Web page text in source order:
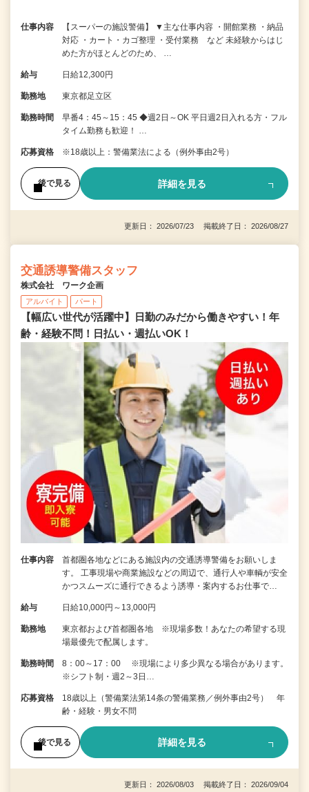
仕事内容
【スーパーの施設警備】 ▼主な仕事内容 ・開館業務 ・納品
対応 ・カート・カゴ整理 ・受付業務 など 未経験からはじ
めた方がほとんどのため、 …
給与 日給12,300円
勤務地 東京都足立区
勤務時間
早番4：45～15：45 ◆週2日～OK 平日週2日入れる方・フル
タイム勤務も歓迎！ …
応募資格 ※18歳以上：警備業法による（例外事由2号）
後で見る 詳細を見る
更新日： 2026/07/23 掲載終了日： 2026/08/27
交通誘導警備スタッフ
株式会社 ワーク企画
アルバイト パート
【幅広い世代が活躍中】日勤のみだから働きやすい！年
齢・経験不問！日払い・週払いOK！
仕事内容
首都圏各地などにある施設内の交通誘導警備をお願いしま
す。 工事現場や商業施設などの周辺で、通行人や車輌が安全
かつスムーズに通行できるよう誘導・案内するお仕事で…
給与 日給10,000円～13,000円
勤務地
東京都および首都圏各地 ※現場多数！あなたの希望する現
場最優先で配属します。
勤務時間
8：00～17：00 ※現場により多少異なる場合があります。
※シフト制・週2～3日…
応募資格
18歳以上（警備業法第14条の警備業務／例外事由2号） 年
齢・経験・男女不問
後で見る 詳細を見る
更新日： 2026/08/03 掲載終了日： 2026/09/04